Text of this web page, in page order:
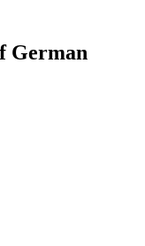
German